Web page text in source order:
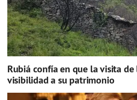
Rubiá confía en que la visita
visibilidad a su patrimonio